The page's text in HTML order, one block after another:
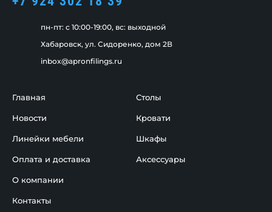
пн-пт: c 10:00-19:00, вс: выходной
Хабаровск, ул. Сидоренко, дом 2В
inbox@apronfilings.ru
Главная
Новости
Линейки мебели
Оплата и доставка
О компании
Контакты
Столы
Кровати
Шкафы
Аксессуары